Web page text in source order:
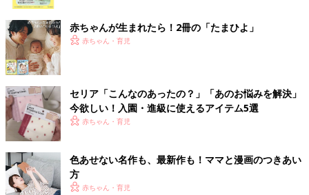
赤ちゃんが生まれたら！2冊の「たまひよ」
赤ちゃん・育児
セリア「こんなのあったの？」「あのお悩みを解決」
今欲しい！入園・進級に使えるアイテム5選
赤ちゃん・育児
色あせない名作も、最新作も！ママと漫画のつきあい
方
赤ちゃん・育児